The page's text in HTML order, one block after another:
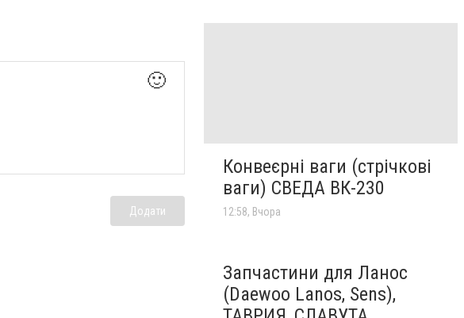
🙂
Додати
Конвеєрні ваги (стрічкові
ваги) СВЕДА ВК-230
12:58, Вчора
Запчастини для Ланос
(Daewoo Lanos, Sens),